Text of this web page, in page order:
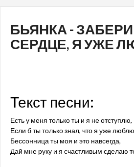
БЬЯНКА -
СЕРДЦЕ, Я УЖЕ
Текст песни:
Есть у меня только ты и я не отступлю,
Если б ты только знал, что я уже
Бессонница ты моя и это навсегда,
Дай мне руку и я счастливым сделаю